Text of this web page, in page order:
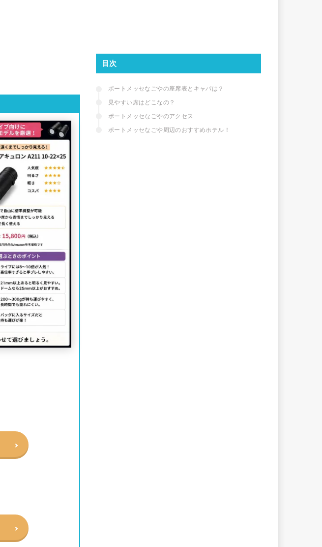
目次
ポートメッセなごやの座席表とキャパは？
見やすい席はどこなの？
ポートメッセなごやのアクセス
ポートメッセなごや周辺のおすすめホテル！